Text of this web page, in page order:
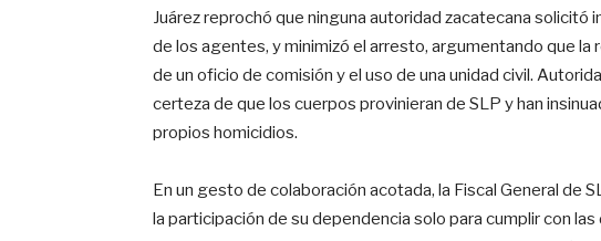
Juárez reprochó que ninguna autoridad zacatecana solicitó
de los agentes, y minimizó el arresto, argumentando que la
de un oficio de comisión y el uso de una unidad civil.
certeza de que los cuerpos provinieran de SLP y han
propios homicidios.
En un gesto de colaboración acotada, la Fiscal General de
la participación de su dependencia solo para cumplir con